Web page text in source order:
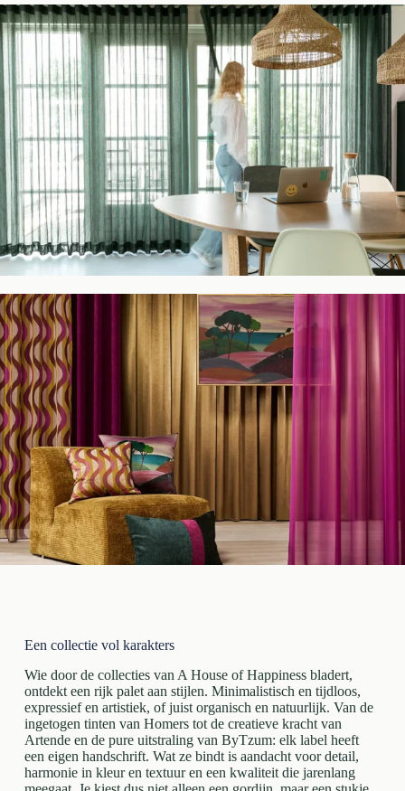
Een collectie vol karakters
Wie door de collecties van A House of Happiness bladert,
ontdekt een rijk palet aan stijlen. Minimalistisch en tijdloos,
expressief en artistiek, of juist organisch en natuurlijk. Van de
ingetogen tinten van Homers tot de creatieve kracht van
Artende en de pure uitstraling van ByTzum: elk label heeft
een eigen handschrift. Wat ze bindt is aandacht voor detail,
harmonie in kleur en textuur en een kwaliteit die jarenlang